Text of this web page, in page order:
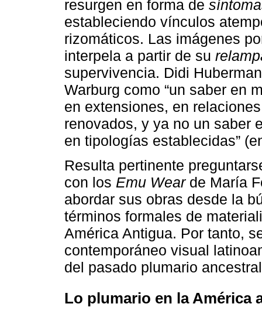
resurgen en forma de
estableciendo vínculos
rizomáticos. Las imágenes
interpela a partir de su
supervivencia. Didi
Warburg como “un saber en
en extensiones, en
renovados, y ya no un saber
en tipologías establecidas”
Resulta pertinente
con los Emu Wearde María
abordar sus obras desde la
términos formales de
América Antigua. Por tanto,
contemporáneo visual
del pasado plumario
Lo plumario en la América